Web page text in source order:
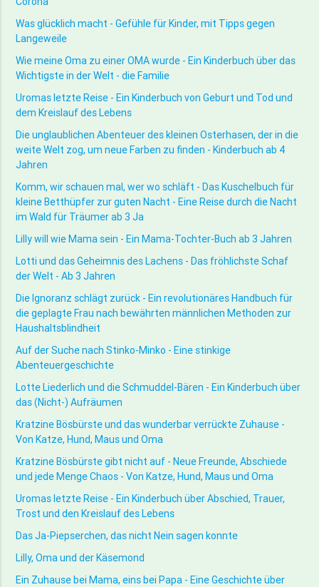
Was glücklich macht - Gefühle für Kinder, mit Tipps gegen
Langeweile
Wie meine Oma zu einer OMA wurde - Ein Kinderbuch über das
Wichtigste in der Welt - die Familie
Uromas letzte Reise - Ein Kinderbuch von Geburt und Tod und
dem Kreislauf des Lebens
Die unglaublichen Abenteuer des kleinen Osterhasen, der in die
weite Welt zog, um neue Farben zu finden - Kinderbuch ab 4
Jahren
Komm, wir schauen mal, wer wo schläft - Das Kuschelbuch für
kleine Betthüpfer zur guten Nacht - Eine Reise durch die Nacht
im Wald für Träumer ab 3 Ja
Lilly will wie Mama sein - Ein Mama-Tochter-Buch ab 3 Jahren
Lotti und das Geheimnis des Lachens - Das fröhlichste Schaf
der Welt - Ab 3 Jahren
Die Ignoranz schlägt zurück - Ein revolutionäres Handbuch für
die geplagte Frau nach bewährten männlichen Methoden zur
Haushaltsblindheit
Auf der Suche nach Stinko-Minko - Eine stinkige
Abenteuergeschichte
Lotte Liederlich und die Schmuddel-Bären - Ein Kinderbuch über
das (Nicht-) Aufräumen
Kratzine Bösbürste und das wunderbar verrückte Zuhause -
Von Katze, Hund, Maus und Oma
Kratzine Bösbürste gibt nicht auf - Neue Freunde, Abschiede
und jede Menge Chaos - Von Katze, Hund, Maus und Oma
Uromas letzte Reise - Ein Kinderbuch über Abschied, Trauer,
Trost und den Kreislauf des Lebens
Das Ja-Piepserchen, das nicht Nein sagen konnte
Lilly, Oma und der Käsemond
Ein Zuhause bei Mama, eins bei Papa - Eine Geschichte über